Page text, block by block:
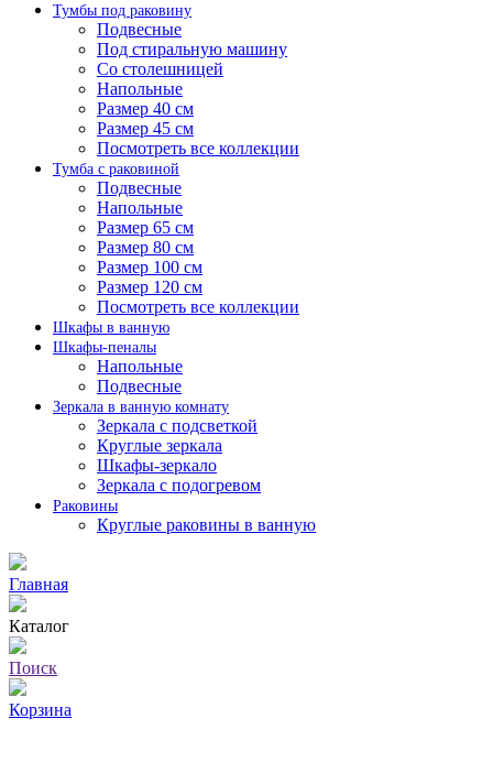
Тумбы под раковину
Подвесные
Под стиральную машину
Со столешницей
Напольные
Размер 40 см
Размер 45 см
Посмотреть все коллекции
Тумба с раковиной
Подвесные
Напольные
Размер 65 см
Размер 80 см
Размер 100 см
Размер 120 см
Посмотреть все коллекции
Шкафы в ванную
Шкафы-пеналы
Напольные
Подвесные
Зеркала в ванную комнату
Зеркала с подсветкой
Круглые зеркала
Шкафы-зеркало
Зеркала с подогревом
Раковины
Круглые раковины в ванную
Главная
Каталог
Поиск
Корзина